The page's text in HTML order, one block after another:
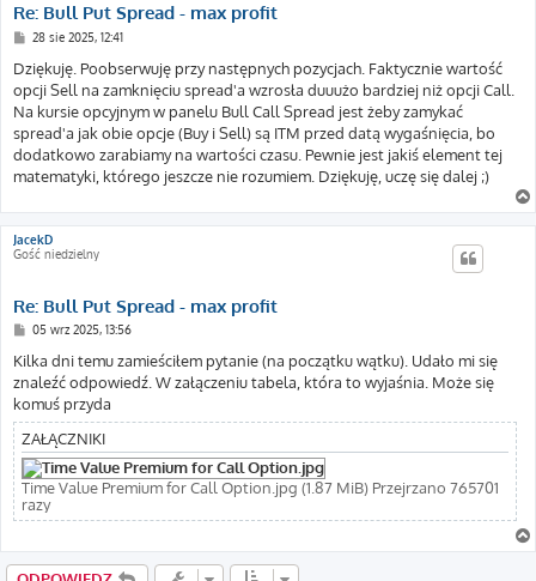
Re: Bull Put Spread - max profit
P
s
t
28 sie 2025, 12:41
Dziękuję. Poobserwuję przy następnych pozycjach. Faktycznie wartość
opcji Sell na zamknięciu spread'a wzrosła duuużo bardziej niż opcji Call.
Na kursie opcyjnym w panelu Bull Call Spread jest żeby zamykać
spread'a jak obie opcje (Buy i Sell) są ITM przed datą wygaśnięcia, bo
dodatkowo zarabiamy na wartości czasu. Pewnie jest jakiś element tej
matematyki, którego jeszcze nie rozumiem. Dziękuję, uczę się dalej ;)
JacekD
Gość niedzielny
Re: Bull Put Spread - max profit
P
s
05 wrz 2025, 13:56
Kilka dni temu zamieściłem pytanie (na początku wątku). Udało mi się
znaleźć odpowiedź. W załączeniu tabela, która to wyjaśnia. Może się
komuś przyda
ZAŁĄCZNIKI
Time Value Premium for Call Option.jpg (1.87 MiB) Przejrzano 765701
razy